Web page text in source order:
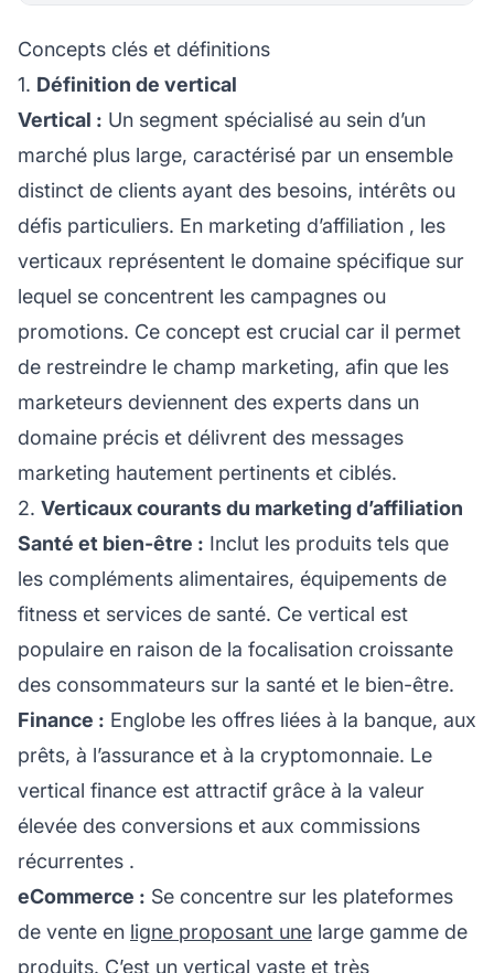
Concepts clés et définitions
1. Définition de vertical
Vertical : Un segment spécialisé au sein d’un
marché plus large, caractérisé par un ensemble
distinct de clients ayant des besoins, intérêts ou
défis particuliers. En marketing d’affiliation , les
verticaux représentent le domaine spécifique sur
lequel se concentrent les campagnes ou
promotions. Ce concept est crucial car il permet
de restreindre le champ marketing, afin que les
marketeurs deviennent des experts dans un
domaine précis et délivrent des messages
marketing hautement pertinents et ciblés.
2. Verticaux courants du marketing d’affiliation
Santé et bien-être : Inclut les produits tels que
les compléments alimentaires, équipements de
fitness et services de santé. Ce vertical est
populaire en raison de la focalisation croissante
des consommateurs sur la santé et le bien-être.
Finance : Englobe les offres liées à la banque, aux
prêts, à l’assurance et à la cryptomonnaie. Le
vertical finance est attractif grâce à la valeur
élevée des conversions et aux commissions
récurrentes .
eCommerce : Se concentre sur les plateformes
de vente en ligne proposant une large gamme de
produits. C’est un vertical vaste et très